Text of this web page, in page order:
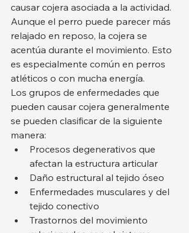
causar cojera asociada a la actividad.
Aunque el perro puede parecer más
relajado en reposo, la cojera se
acentúa durante el movimiento. Esto
es especialmente común en perros
atléticos o con mucha energía.
Los grupos de enfermedades que
pueden causar cojera generalmente
se pueden clasificar de la siguiente
manera:
Procesos degenerativos que
afectan la estructura articular
Daño estructural al tejido óseo
Enfermedades musculares y del
tejido conectivo
Trastornos del movimiento